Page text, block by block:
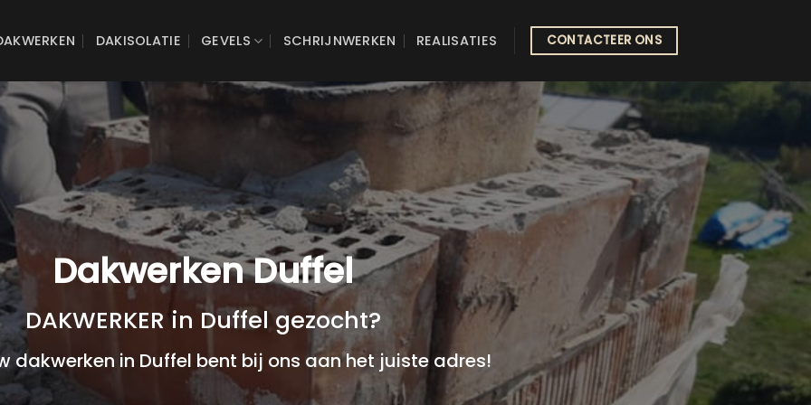
DAKISOLATIE GEVELS SCHRIJNWERKEN REALISATIES CONTACTEER ONS
Dakwerken Duffel
DAKWERKER in Duffel gezocht?
dakwerken in Duffel bent bij ons aan het juiste adres!